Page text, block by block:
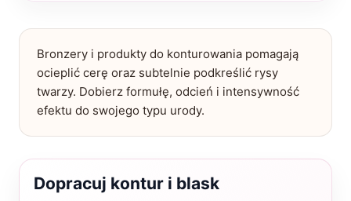
Bronzery i produkty do konturowania pomagają
ocieplić cerę oraz subtelnie podkreślić rysy
twarzy. Dobierz formułę, odcień i intensywność
efektu do swojego typu urody.
Dopracuj kontur i blask